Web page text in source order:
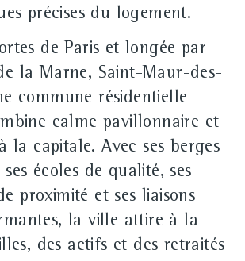
précises du logement.
de Paris et longée par
la Marne, Saint-Maur-des-
commune résidentielle
calme pavillonnaire et
la capitale. Avec ses berges
écoles de qualité, ses
proximité et ses liaisons
la ville attire à la
des actifs et des retraités